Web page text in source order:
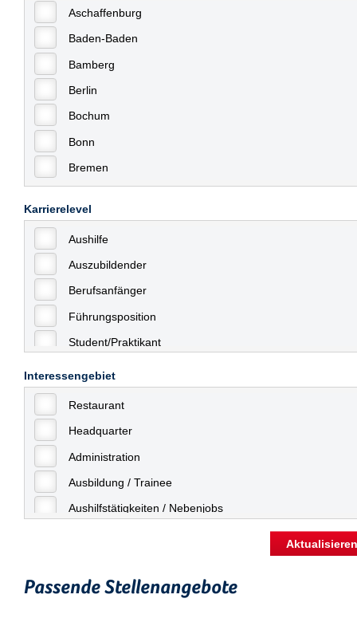
Aschaffenburg
Baden-Baden
Bamberg
Berlin
Bochum
Bonn
Bremen
Celle
Chemnitz
Dessau
Dresden
Düsseldorf
Erfurt
Essen
Frankfurt
Frankfurt am Main
Freiburg
Fulda
Göppingen
Hamburg
Karrierelevel
Aushilfe
Auszubildender
Berufsanfänger
Führungsposition
Student/Praktikant
Interessengebiet
Restaurant
Headquarter
Administration
Ausbildung / Trainee
Aushilfstätigkeiten / Nebenjobs
Sonstiges
Passende Stellenangebote